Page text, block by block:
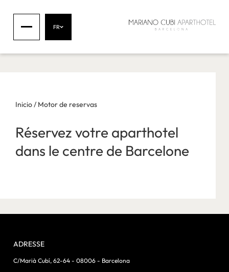
FR
Inicio/ Motor de reservas
Réservez votre aparthotel
dans le centre de Barcelone
ADRESSE
C/Marià Cubí, 62-64 - 08006 - Barcelona